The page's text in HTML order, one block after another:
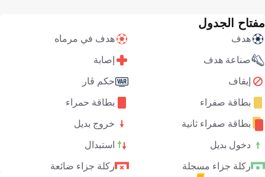
مفتاح الجدول
هدف هدف في مرماه
صناعة هدف إصابة
إيقاف حكم ڤار
بطاقة صفراء بطاقة حمراء
بطاقة صفراء ثانية خروج بديل
دخول بديل استبدال
ركلة جزاء مسجلة ركلة جزاء ضائعة